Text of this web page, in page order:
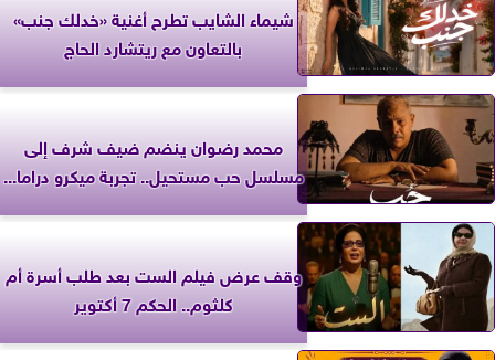
شيماء الشايب تطرح أغنية «خدلك جنب»
بالتعاون مع ريتشارد الحاج
محمد رضوان ينضم ضيف شرف إلى
مسلسل حب مستحيل.. تجربة ميكرو دراما...
وقف عرض فيلم الست بعد طلب أسرة أم
كلثوم.. الحكم 7 أكتوير